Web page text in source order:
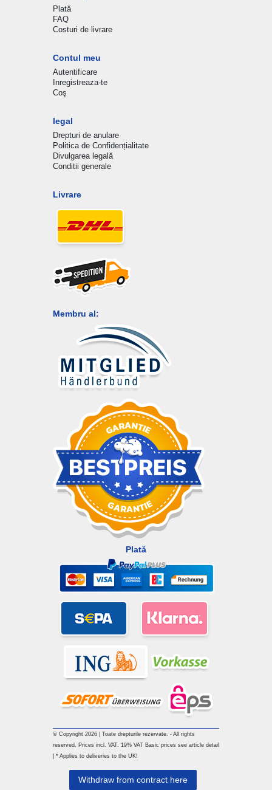
Plată
FAQ
Costuri de livrare
Contul meu
Autentificare
Inregistreaza-te
Coş
legal
Drepturi de anulare
Politica de Confidențialitate
Divulgarea legală
Conditii generale
Livrare
Membru al:
Plată
© Copyright 2026 | Toate drepturile rezervate. - All rights
reserved. Prices incl. VAT. 19% VAT Basic prices see article detail
| * Applies to deliveries to the UK!
Withdraw from contract here